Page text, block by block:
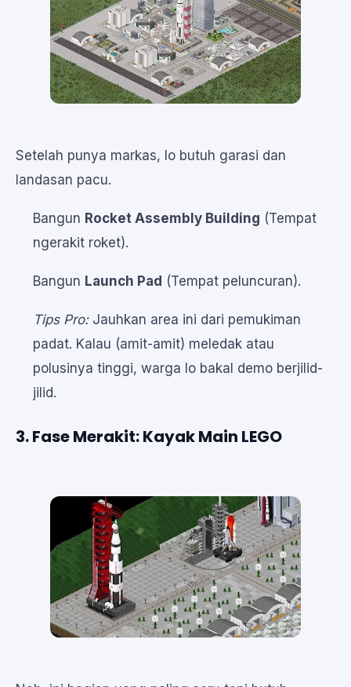
Setelah punya markas, lo butuh garasi dan
landasan pacu.
Bangun Rocket Assembly Building (Tempat
ngerakit roket).
Bangun Launch Pad (Tempat peluncuran).
Tips Pro:Jauhkan area ini dari pemukiman
padat. Kalau (amit-amit) meledak atau
polusinya tinggi, warga lo bakal demo berjilid-
jilid.
3. Fase Merakit: Kayak Main LEGO